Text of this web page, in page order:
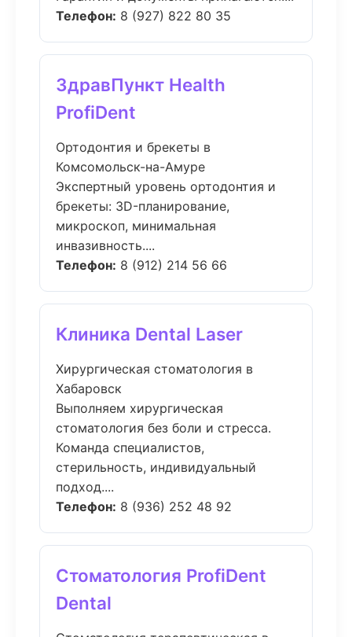
Телефон: 8 (927) 822 80 35
ЗдравПункт Health
ProfiDent
Ортодонтия и брекеты в
Комсомольск-на-Амуре
Экспертный уровень ортодонтия и
брекеты: 3D-планирование,
микроскоп, минимальная
инвазивность....
Телефон: 8 (912) 214 56 66
Клиника Dental Laser
Хирургическая стоматология в
Хабаровск
Выполняем хирургическая
стоматология без боли и стресса.
Команда специалистов,
стерильность, индивидуальный
подход....
Телефон: 8 (936) 252 48 92
Стоматология ProfiDent
Dental